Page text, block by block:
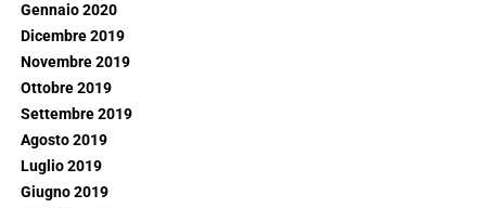
Gennaio 2020
Dicembre 2019
Novembre 2019
Ottobre 2019
Settembre 2019
Agosto 2019
Luglio 2019
Giugno 2019